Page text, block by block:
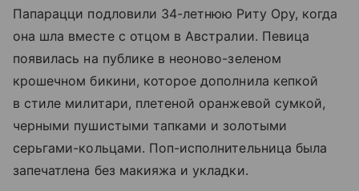
Папарацци подловили 34-летнюю Риту Ору, когда
она шла вместе с отцом в Австралии. Певица
появилась на публике в неоново-зеленом
крошечном бикини, которое дополнила кепкой
в стиле милитари, плетеной оранжевой сумкой,
черными пушистыми тапками и золотыми
серьгами-кольцами. Поп-исполнительница была
запечатлена без макияжа и укладки.